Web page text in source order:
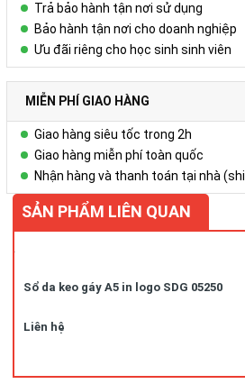
Trả bảo hành tận nơi sử dụng
Bảo hành tận nơi cho doanh nghiệp
Ưu đãi riêng cho học sinh sinh viên
MIỄN PHÍ GIAO HÀNG
Giao hàng siêu tốc trong 2h
Giao hàng miễn phí toàn quốc
Nhận hàng và thanh toán tại nhà
SẢN PHẨM LIÊN QUAN
Sổ da keo gáy A5 in logo SDG 05250
Liên hệ